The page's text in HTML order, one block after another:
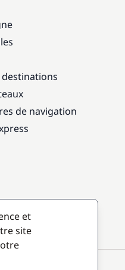
destinations
de navigation
et
site